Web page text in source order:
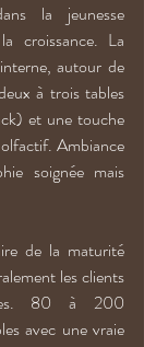
la jeunesse
croissance. La
autour de
à trois tables
et une touche
Ambiance
soignée mais
de la maturité
les clients
80 à 200
avec une vraie